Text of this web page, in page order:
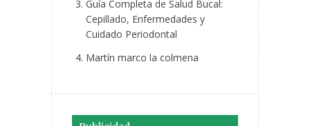
Guía Completa de Salud Bucal:
Cepillado, Enfermedades y
Cuidado Periodontal
Martín marco la colmena